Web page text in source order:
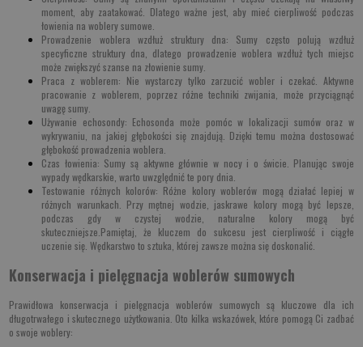
moment, aby zaatakować. Dlatego ważne jest, aby mieć cierpliwość podczas
łowienia na woblery sumowe.
Prowadzenie woblera wzdłuż struktury dna: Sumy często polują wzdłuż
specyficzne struktury dna, dlatego prowadzenie woblera wzdłuż tych miejsc
może zwiększyć szanse na złowienie sumy.
Praca z woblerem: Nie wystarczy tylko zarzucić wobler i czekać. Aktywne
pracowanie z woblerem, poprzez różne techniki zwijania, może przyciągnąć
uwagę sumy.
Używanie echosondy: Echosonda może pomóc w lokalizacji sumów oraz w
wykrywaniu, na jakiej głębokości się znajdują. Dzięki temu można dostosować
głębokość prowadzenia woblera.
Czas łowienia: Sumy są aktywne głównie w nocy i o świcie. Planując swoje
wypady wędkarskie, warto uwzględnić te pory dnia.
Testowanie różnych kolorów: Różne kolory woblerów mogą działać lepiej w
różnych warunkach. Przy mętnej wodzie, jaskrawe kolory mogą być lepsze,
podczas gdy w czystej wodzie, naturalne kolory mogą być
skuteczniejsze.Pamiętaj, że kluczem do sukcesu jest cierpliwość i ciągłe
uczenie się. Wędkarstwo to sztuka, której zawsze można się doskonalić.
Konserwacja i pielęgnacja woblerów sumowych
Prawidłowa konserwacja i pielęgnacja woblerów sumowych są kluczowe dla ich
długotrwałego i skutecznego użytkowania. Oto kilka wskazówek, które pomogą Ci zadbać
o swoje woblery: